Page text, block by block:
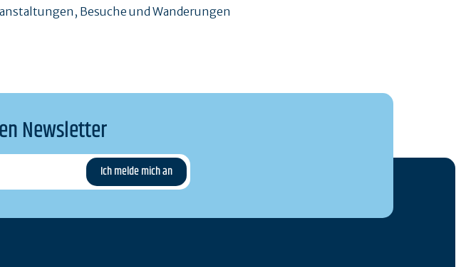
Besuche und Wanderungen
Newsletter